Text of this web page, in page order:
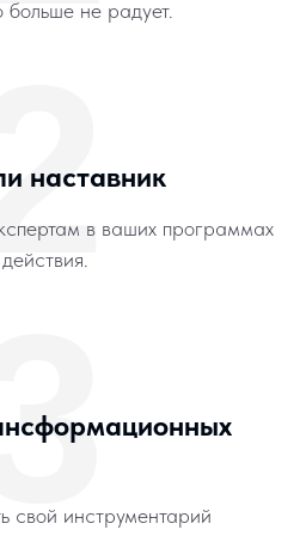
не радует.
наставник
в ваших программах
свой инструментарий